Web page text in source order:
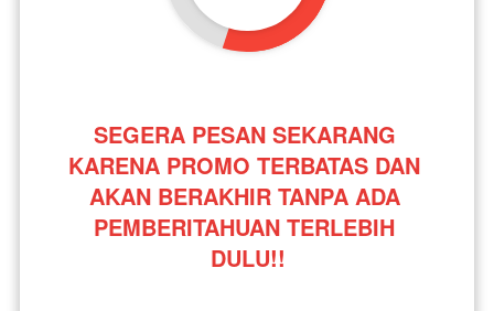
SEGERA PESAN SEKARANG
KARENA PROMO TERBATAS DAN
AKAN BERAKHIR TANPA ADA
PEMBERITAHUAN TERLEBIH
DULU!!